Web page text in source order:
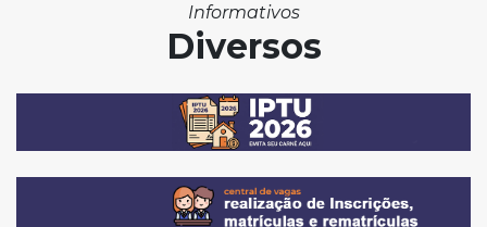
Informativos
Diversos